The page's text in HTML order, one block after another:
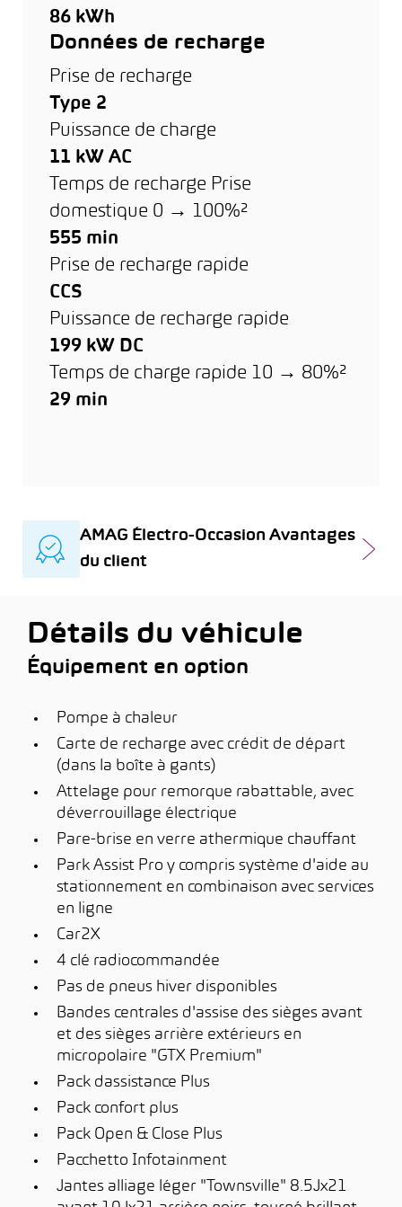
86 kWh
Données de recharge
Prise de recharge
Type 2
Puissance de charge
11 kW AC
Temps de recharge Prise
domestique 0 → 100%²
555 min
Prise de recharge rapide
CCS
Puissance de recharge rapide
199 kW DC
Temps de charge rapide 10 → 80%²
29 min
AMAG Électro-Occasion Avantages
du client
Détails du véhicule
Équipement en option
Pompe à chaleur
Carte de recharge avec crédit de départ
(dans la boîte à gants)
Attelage pour remorque rabattable, avec
déverrouillage électrique
Pare-brise en verre athermique chauffant
Park Assist Pro y compris système d'aide au
stationnement en combinaison avec services
en ligne
Car2X
4 clé radiocommandée
Pas de pneus hiver disponibles
Bandes centrales d'assise des sièges avant
et des sièges arrière extérieurs en
micropolaire "GTX Premium"
Pack dassistance Plus
Pack confort plus
Pack Open & Close Plus
Pacchetto Infotainment
Jantes alliage léger "Townsville" 8.5Jx21